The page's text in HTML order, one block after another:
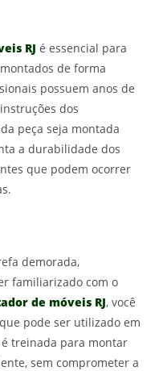
RJ é essencial para
de forma
possuem anos de
dos
peça seja montada
a durabilidade dos
que podem ocorrer
demorada,
familiarizado com o
de móveis RJ, você
pode ser utilizado em
treinada para montar
sem comprometer a